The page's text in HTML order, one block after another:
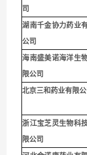
司
湖南千金协力药业
公司
海南盛美诺海洋生
限公司
北京三和药业有限公
浙江宝芝灵生物科
限公司